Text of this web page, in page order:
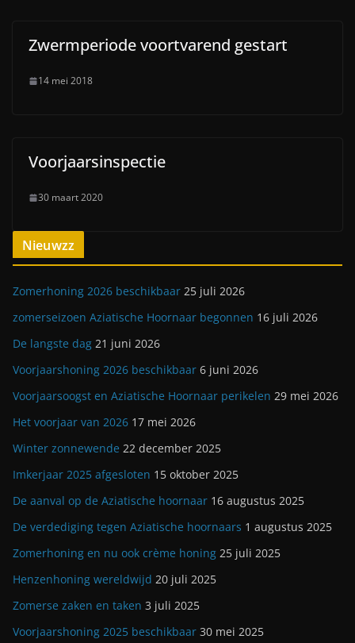
Zwermperiode voortvarend gestart
14 mei 2018
Voorjaarsinspectie
30 maart 2020
Nieuwzz
Zomerhoning 2026 beschikbaar 25 juli 2026
zomerseizoen Aziatische Hoornaar begonnen 16 juli 2026
De langste dag 21 juni 2026
Voorjaarshoning 2026 beschikbaar 6 juni 2026
Voorjaarsoogst en Aziatische Hoornaar perikelen 29 mei 2026
Het voorjaar van 2026 17 mei 2026
Winter zonnewende 22 december 2025
Imkerjaar 2025 afgesloten 15 oktober 2025
De aanval op de Aziatische hoornaar 16 augustus 2025
De verdediging tegen Aziatische hoornaars 1 augustus 2025
Zomerhoning en nu ook crème honing 25 juli 2025
Henzenhoning wereldwijd 20 juli 2025
Zomerse zaken en taken 3 juli 2025
Voorjaarshoning 2025 beschikbaar 30 mei 2025